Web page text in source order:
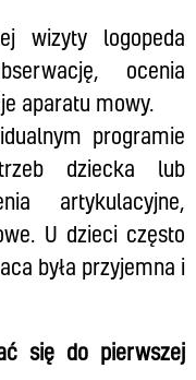
wizyty logopeda
ocenia
aparatu mowy.
programie
dziecka lub
artykulacyjne,
U dzieci często
była przyjemna i
się do pierwszej